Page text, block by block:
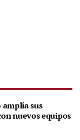
amplía sus
nuevos equipos